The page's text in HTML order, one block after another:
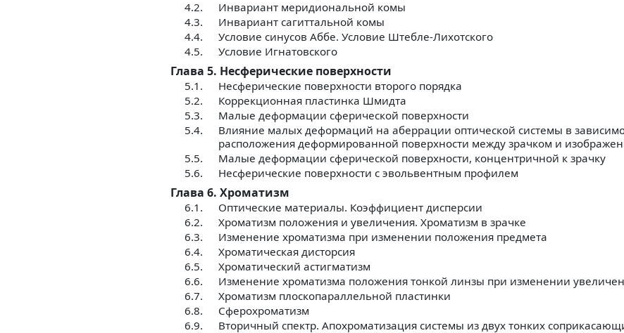
4.2.
Инвариант меридиональной комы
4.3.
Инвариант сагиттальной комы
4.4.
Условие синусов Аббе. Условие Штебле-Лихотского
4.5.
Условие Игнатовского
Глава 5. Несферические поверхности
5.1.
Несферические поверхности второго порядка
5.2.
Коррекционная пластинка Шмидта
5.3.
Малые деформации сферической поверхности
5.4.
Влияние малых деформаций на аберрации оптической системы в
расположения деформированной поверхности между зрачком и
5.5.
Малые деформации сферической поверхности, концентричной к зрачку
5.6.
Несферические поверхности с эвольвентным профилем
Глава 6. Хроматизм
6.1.
Оптические материалы. Коэффициент дисперсии
6.2.
Хроматизм положения и увеличения. Хроматизм в зрачке
6.3.
Изменение хроматизма при изменении положения предмета
6.4.
Хроматическая дисторсия
6.5.
Хроматический астигматизм
6.6.
Изменение хроматизма положения тонкой линзы при изменении
6.7.
Хроматизм плоскопараллельной пластинки
6.8.
Сферохроматизм
6.9.
Вторичный спектр. Апохроматизация системы из двух тонких